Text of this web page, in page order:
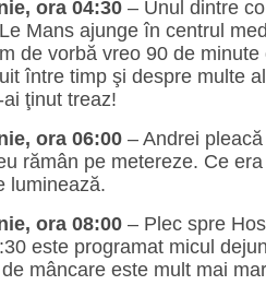
ora 04:30 – Unul dintre
Mans ajunge în centrul
de vorbă vreo 90 de
între timp şi despre multe
ţinut treaz!
ora 06:00 – Andrei
rămân pe metereze. Ce
luminează.
ora 08:00 – Plec spre
este programat micul
mâncare este mult mai